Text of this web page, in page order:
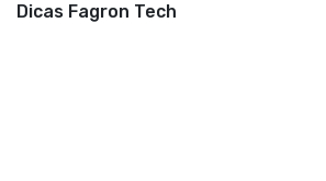
Dicas Fagron Tech